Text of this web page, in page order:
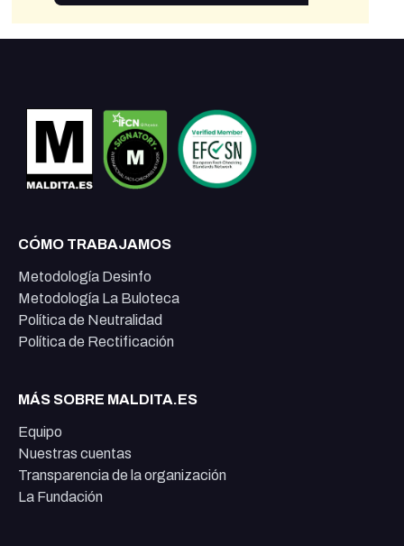
CÓMO TRABAJAMOS
Metodología Desinfo
Metodología La Buloteca
Política de Neutralidad
Política de Rectificación
MÁS SOBRE MALDITA.ES
Equipo
Nuestras cuentas
Transparencia de la organización
La Fundación